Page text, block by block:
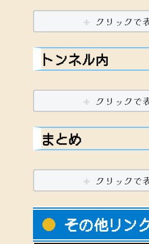
クリックで
トンネル内
クリックで
まとめ
クリックで
その他リン